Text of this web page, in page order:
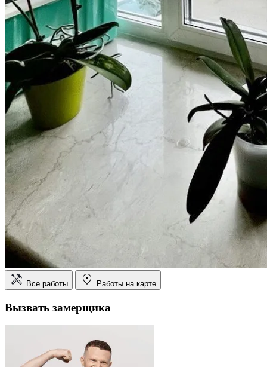
Все работы Работы на карте
Вызвать замерщика